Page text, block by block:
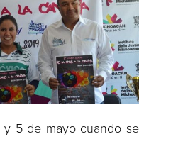
y 5 de mayo cuando se